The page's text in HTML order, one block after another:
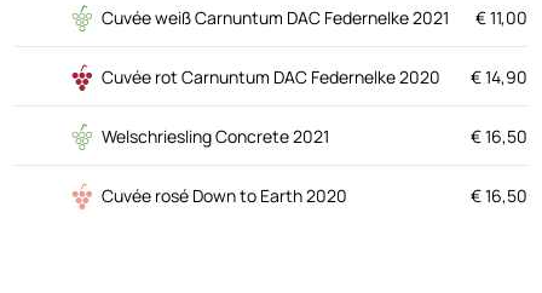
Cuvée weiß Carnuntum DAC Federnelke 2021 € 11,00
Cuvée rot Carnuntum DAC Federnelke 2020 € 14,90
Welschriesling Concrete 2021 € 16,50
Cuvée rosé Down to Earth 2020 € 16,50